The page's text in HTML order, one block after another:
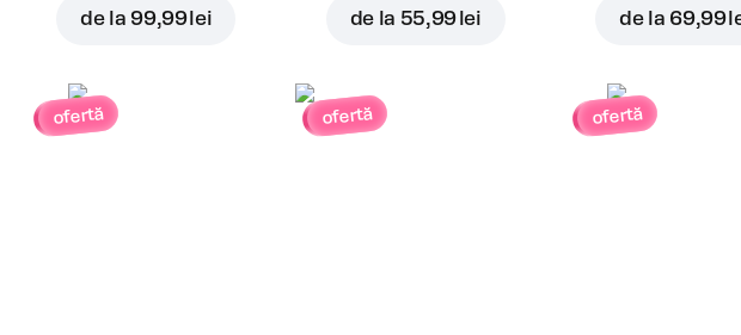
de la 99,99 lei de la 55,99 lei de la 69,99
ofertă ofertă ofertă